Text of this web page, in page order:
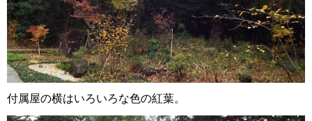
付属屋の横はいろいろな色の紅葉。